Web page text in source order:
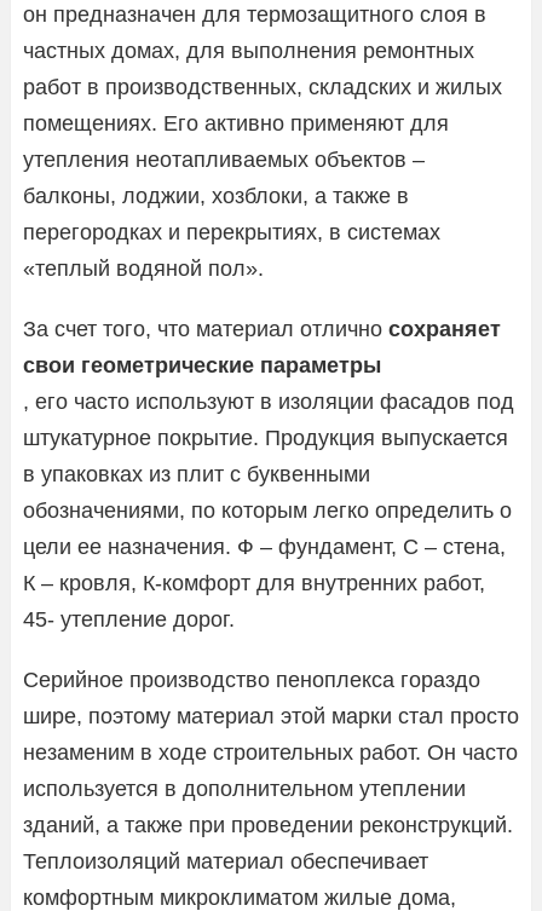
он предназначен для термозащитного слоя в
частных домах, для выполнения ремонтных
работ в производственных, складских и жилых
помещениях. Его активно применяют для
утепления неотапливаемых объектов –
балконы, лоджии, хозблоки, а также в
перегородках и перекрытиях, в системах
«теплый водяной пол».
За счет того, что материал отлично сохраняет
свои геометрические параметры
, его часто используют в изоляции фасадов под
штукатурное покрытие. Продукция выпускается
в упаковках из плит с буквенными
обозначениями, по которым легко определить о
цели ее назначения. Ф – фундамент, С – стена,
К – кровля, К-комфорт для внутренних работ,
45- утепление дорог.
Серийное производство пеноплекса гораздо
шире, поэтому материал этой марки стал просто
незаменим в ходе строительных работ. Он часто
используется в дополнительном утеплении
зданий, а также при проведении реконструкций.
Теплоизоляций материал обеспечивает
комфортным микроклиматом жилые дома,